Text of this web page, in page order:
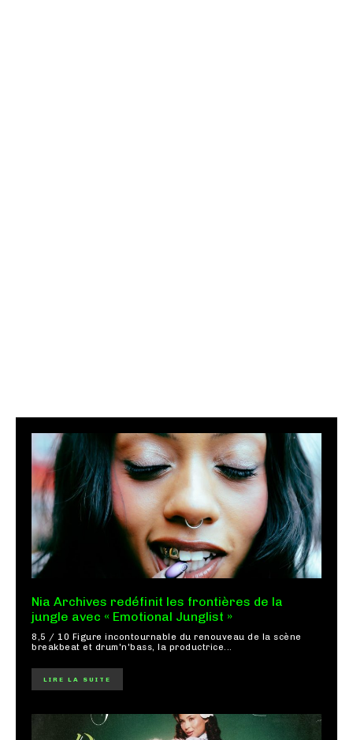
Nia Archives redéfinit les frontières de la
jungle avec « Emotional Junglist »
8,5 / 10 Figure incontournable du renouveau de la scène
breakbeat et drum'n'bass, la productrice...
LIRE LA SUITE